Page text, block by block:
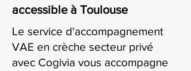
accessible à Toulouse
Le service d'accompagnement
VAE en crèche secteur privé
avec Cogivia vous accompagne